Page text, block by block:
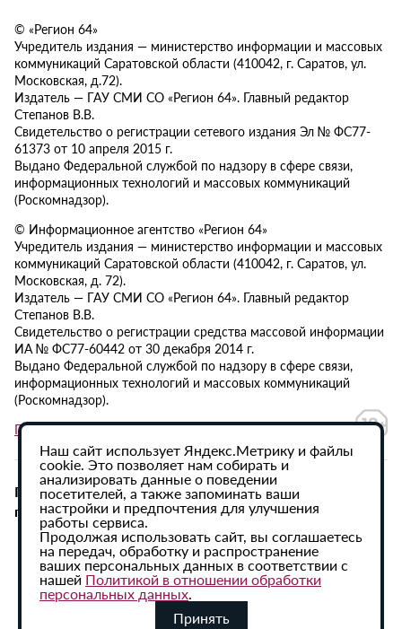
© «Регион 64»
Учредитель издания — министерство информации и массовых
коммуникаций Саратовской области (410042, г. Саратов, ул.
Московская, д.72).
Издатель — ГАУ СМИ СО «Регион 64». Главный редактор
Степанов В.В.
Свидетельство о регистрации сетевого издания Эл № ФС77-
61373 от 10 апреля 2015 г.
Выдано Федеральной службой по надзору в сфере связи,
информационных технологий и массовых коммуникаций
(Роскомнадзор).
© Информационное агентство «Регион 64»
Учредитель издания — министерство информации и массовых
коммуникаций Саратовской области (410042, г. Саратов, ул.
Московская, д. 72).
Издатель — ГАУ СМИ СО «Регион 64». Главный редактор
Степанов В.В.
Свидетельство о регистрации средства массовой информации
ИА № ФС77-60442 от 30 декабря 2014 г.
Выдано Федеральной службой по надзору в сфере связи,
информационных технологий и массовых коммуникаций
(Роскомнадзор).
Политика в отношении обработки персональных данных
При использовании материалов сайта активная
гиперссылка на ИА «Регион 64» обязательна.
Наш сайт использует Яндекс.Метрику и файлы
cookie. Это позволяет нам собирать и
анализировать данные о поведении
посетителей, а также запоминать ваши
настройки и предпочтения для улучшения
работы сервиса.
Продолжая использовать сайт, вы соглашаетесь
на передач, обработку и распространение
ваших персональных данных в соответствии с
нашей Политикой в отношении обработки
персональных данных.
Принять